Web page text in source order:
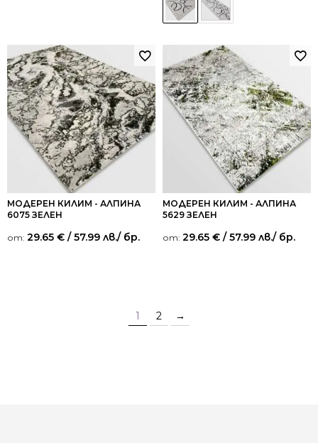
МОДЕРЕН КИЛИМ - АЛПИНА
6075 ЗЕЛЕН
от: 29.65 € / 57.99 лв./ бр.
МОДЕРЕН КИЛИМ - АЛПИНА
5629 ЗЕЛЕН
от: 29.65 € / 57.99 лв./ бр.
1 2 →